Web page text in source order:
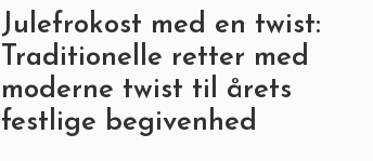
Julefrokost med en twist:
Traditionelle retter med
moderne twist til årets
festlige begivenhed